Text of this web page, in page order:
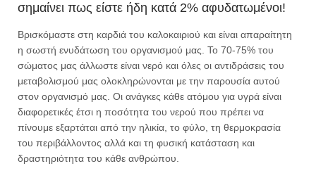
σημαίνει πως είστε ήδη κατά 2% αφυδατωμένοι!
Βρισκόμαστε στη καρδιά του καλοκαιριού και είναι απαραίτητη
η σωστή ενυδάτωση του οργανισμού μας. Το 70-75% του
σώματος μας άλλωστε είναι νερό και όλες οι αντιδράσεις του
μεταβολισμού μας ολοκληρώνονται με την παρουσία αυτού
στον οργανισμό μας. Οι ανάγκες κάθε ατόμου για υγρά είναι
διαφορετικές έτσι η ποσότητα του νερού που πρέπει να
πίνουμε εξαρτάται από την ηλικία, το φύλο, τη θερμοκρασία
του περιβάλλοντος αλλά και τη φυσική κατάσταση και
δραστηριότητα του κάθε ανθρώπου.